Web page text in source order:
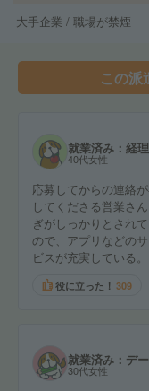
大手企業 / 職場が禁煙
この派
就業済み：経
40代女性
応募してからの連絡
してくださる営業さ
ぎがしっかりとされ
ので、アプリなどの
ビスが充実している。
役に立った！ 309
就業済み：デ
30代女性